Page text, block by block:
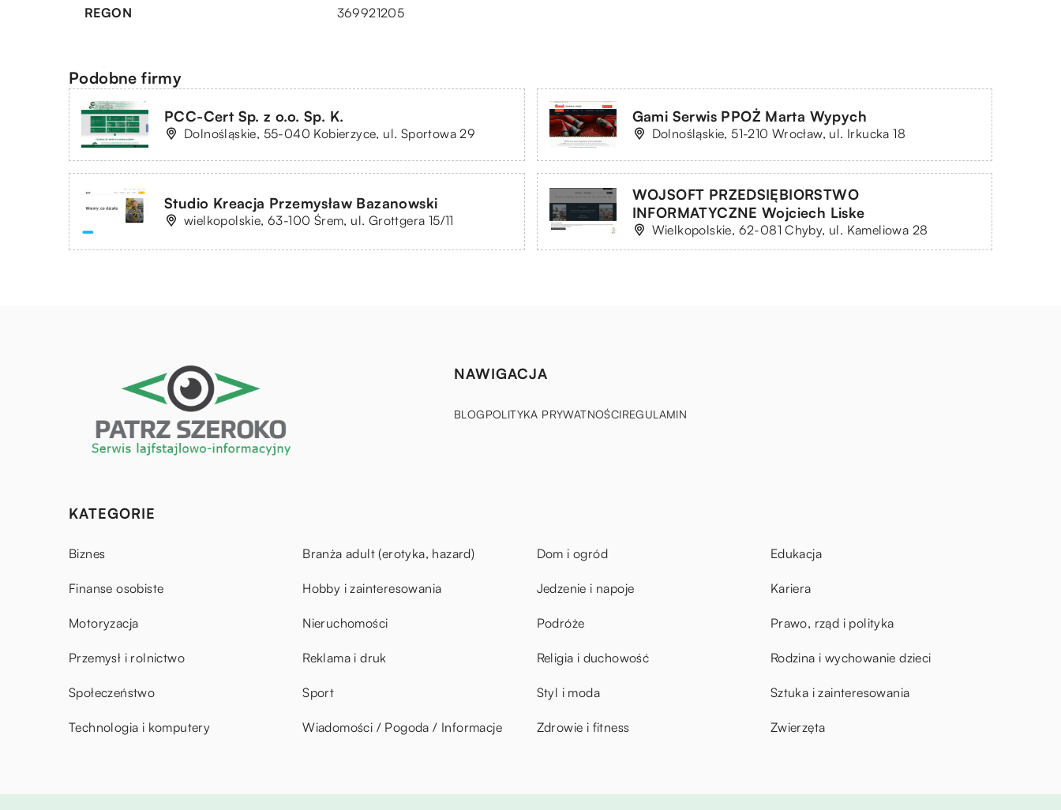
REGON 369921205
Podobne firmy
PCC-Cert Sp. z o.o. Sp. K.
Dolnośląskie, 55-040 Kobierzyce, ul. Sportowa 29
Gami Serwis PPOŻ Marta Wypych
Dolnośląskie, 51-210 Wrocław, ul. Irkucka 18
Studio Kreacja Przemysław Bazanowski
wielkopolskie, 63-100 Śrem, ul. Grottgera 15/11
WOJSOFT PRZEDSIĘBIORSTWO
INFORMATYCZNE Wojciech Liske
Wielkopolskie, 62-081 Chyby, ul. Kameliowa 28
NAWIGACJA
BLOGPOLITYKA PRYWATNOŚCIREGULAMIN
KATEGORIE
Biznes Branża adult (erotyka, hazard) Dom i ogród Edukacja
Finanse osobiste Hobby i zainteresowania Jedzenie i napoje Kariera
Motoryzacja Nieruchomości Podróże Prawo, rząd i polityka
Przemysł i rolnictwo Reklama i druk Religia i duchowość Rodzina i wychowanie dzieci
Społeczeństwo Sport Styl i moda Sztuka i zainteresowania
Technologia i komputery Wiadomości / Pogoda / Informacje Zdrowie i fitness Zwierzęta